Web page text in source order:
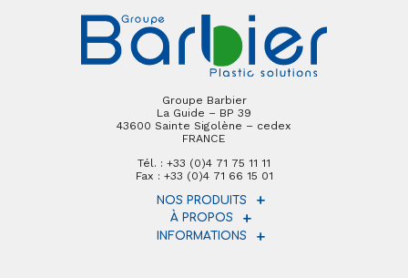
Groupe Barbier
La Guide – BP 39
43600 Sainte Sigolène – cedex
FRANCE
Tél. : +33 (0)4 71 75 11 11
Fax : +33 (0)4 71 66 15 01
NOS PRODUITS
À PROPOS
INFORMATIONS